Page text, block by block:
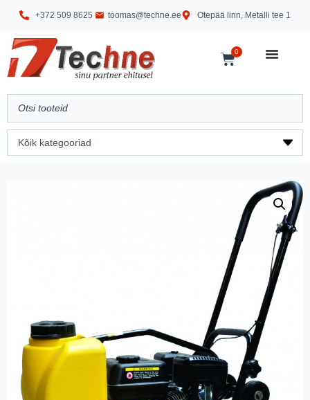
+372 509 8625 toomas@techne.ee Otepää linn, Metalli tee 1
0